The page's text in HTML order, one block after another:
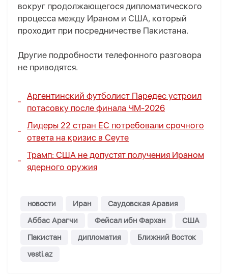
вокруг продолжающегося дипломатического
процесса между Ираном и США, который
проходит при посредничестве Пакистана.
Другие подробности телефонного разговора
не приводятся.
Аргентинский футболист Паредес устроил
потасовку после финала ЧМ-2026
Лидеры 22 стран ЕС потребовали срочного
ответа на кризис в Сеуте
Трамп: США не допустят получения Ираном
ядерного оружия
новости Иран
Саудовская Аравия
Аббас Арагчи
Фейсал ибн Фархан
США
Пакистан
дипломатия
Ближний Восток
vesti.az